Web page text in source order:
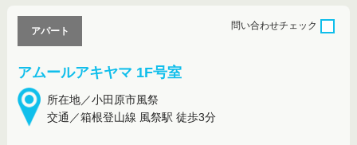
アムールアキヤマ 1F号室
所在地／小田原市風祭
交通／箱根登山線 風祭駅 徒歩3分
アパート
問い合わせチェック